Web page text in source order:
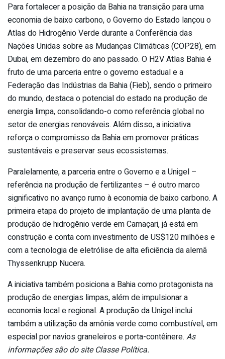
Para fortalecer a posição da Bahia na transição para uma
economia de baixo carbono, o Governo do Estado lançou o
Atlas do Hidrogênio Verde durante a Conferência das
Nações Unidas sobre as Mudanças Climáticas (COP28), em
Dubai, em dezembro do ano passado. O H2V Atlas Bahia é
fruto de uma parceria entre o governo estadual e a
Federação das Indústrias da Bahia (Fieb), sendo o primeiro
do mundo, destaca o potencial do estado na produção de
energia limpa, consolidando-o como referência global no
setor de energias renováveis. Além disso, a iniciativa
reforça o compromisso da Bahia em promover práticas
sustentáveis e preservar seus ecossistemas.
Paralelamente, a parceria entre o Governo e a Unigel –
referência na produção de fertilizantes – é outro marco
significativo no avanço rumo à economia de baixo carbono. A
primeira etapa do projeto de implantação de uma planta de
produção de hidrogênio verde em Camaçari, já está em
construção e conta com investimento de US$120 milhões e
com a tecnologia de eletrólise de alta eficiência da alemã
Thyssenkrupp Nucera.
A iniciativa também posiciona a Bahia como protagonista na
produção de energias limpas, além de impulsionar a
economia local e regional. A produção da Unigel inclui
também a utilização da amônia verde como combustível, em
especial por navios graneleiros e porta-contêinere. As
informações são do site Classe Política.